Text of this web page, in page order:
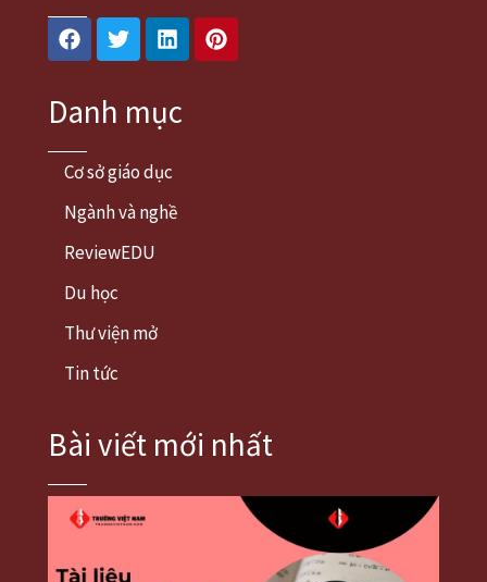
Facebook
TwitterLinkedinPinterest
Danh mục
Cơ sở giáo dục
Ngành và nghề
ReviewEDU
Du học
Thư viện mở
Tin tức
Bài viết mới nhất